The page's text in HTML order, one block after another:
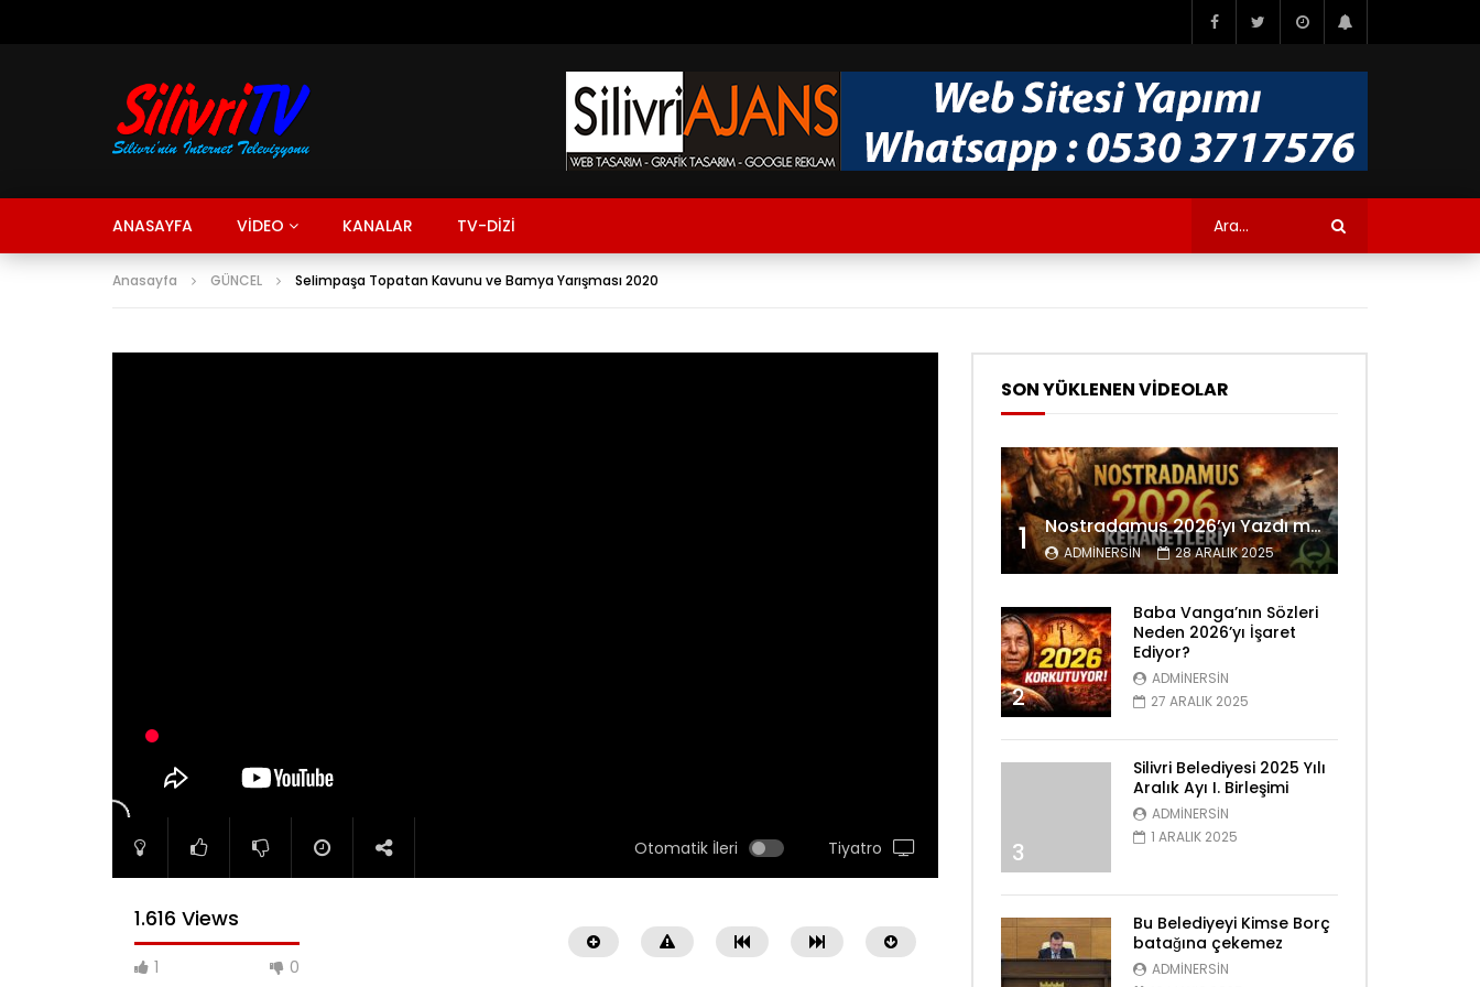
ANASAYFA VİDEO KANALAR TV-DİZİ
Anasayfa GÜNCEL Selimpaşa Topatan Kavunu ve Bamya Yarışması 2020
Otomatik İleri Tiyatro
1.616 Views
1 0
SON YÜKLENEN VİDEOLAR
1 Nostradamus 2026’yı Yazdı mı? Tüyler Ürperten Kehanetler
ADMINERSIN 28 ARALIK 2025
2
Baba Vanga’nın Sözleri
Neden 2026’yı İşaret
Ediyor?
ADMINERSIN
27 ARALIK 2025
3
Silivri Belediyesi 2025 Yılı
Aralık Ayı I. Birleşimi
ADMINERSIN
1 ARALIK 2025
Bu Belediyeyi Kimse Borç
batağına çekemez
ADMINERSIN